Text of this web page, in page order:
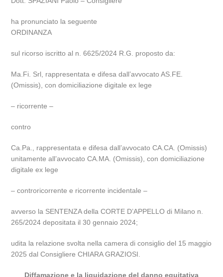
ha pronunciato la seguente
ORDINANZA
sul ricorso iscritto al n. 6625/2024 R.G. proposto da:
Ma.Fi. Srl, rappresentata e difesa dall’avvocato AS.FE.
(Omissis), con domiciliazione digitale ex lege
– ricorrente –
contro
Ca.Pa., rappresentata e difesa dall’avvocato CA.CA. (Omissis)
unitamente all’avvocato CA.MA. (Omissis), con domiciliazione
digitale ex lege
– controricorrente e ricorrente incidentale –
avverso la SENTENZA della CORTE D’APPELLO di Milano n.
265/2024 depositata il 30 gennaio 2024;
udita la relazione svolta nella camera di consiglio del 15 maggio
2025 dal Consigliere CHIARA GRAZIOSI.
Diffamazione e la liquidazione del danno equitativa